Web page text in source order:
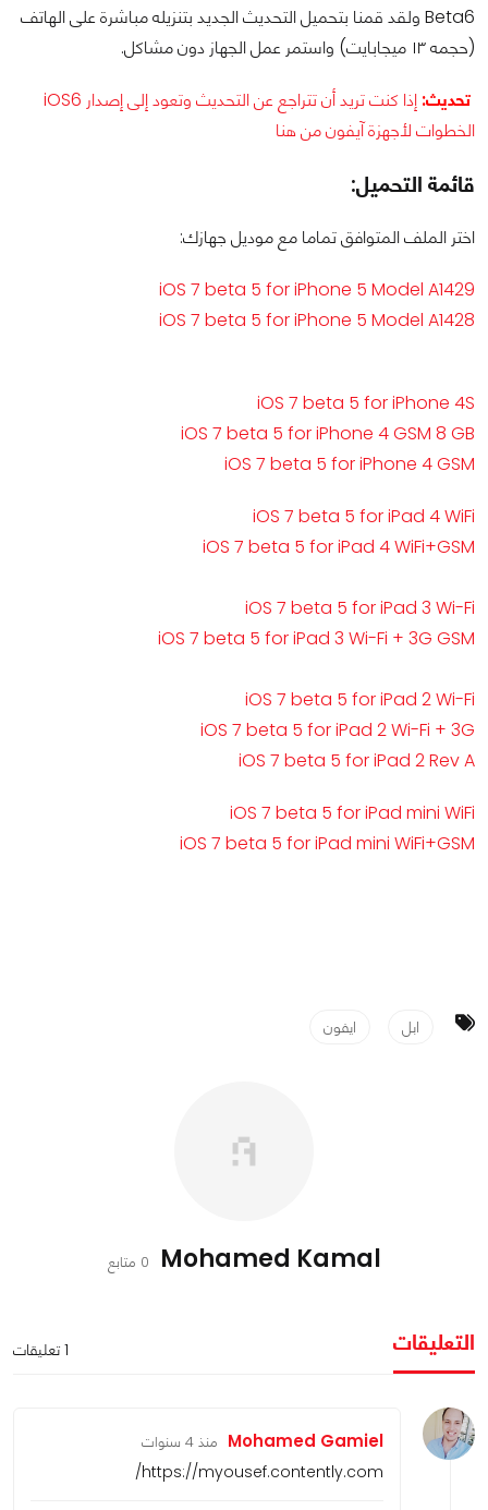
Beta6 ولقد قمنا بتحميل التحديث الجديد بتنزيله مباشرة على الهاتف
(حجمه ١٣ ميجابايت) واستمر عمل الجهاز دون مشاكل.
تحديث:
إذا كنت تريد أن تتراجع عن التحديث وتعود إلى إصدار iOS6
الخطوات لأجهزة آيفون من هنا
قائمة التحميل:
اختر الملف المتوافق تماما مع موديل جهازك:
iOS 7 beta 5 for iPhone 5 Model A1429
iOS 7 beta 5 for iPhone 5 Model A1428
iOS 7 beta 5 for iPhone 4S
iOS 7 beta 5 for iPhone 4 GSM 8 GB
iOS 7 beta 5 for iPhone 4 GSM
iOS 7 beta 5 for iPad 4 WiFi
iOS 7 beta 5 for iPad 4 WiFi+GSM
iOS 7 beta 5 for iPad 3 Wi-Fi
iOS 7 beta 5 for iPad 3 Wi-Fi + 3G GSM
iOS 7 beta 5 for iPad 2 Wi-Fi
iOS 7 beta 5 for iPad 2 Wi-Fi + 3G
iOS 7 beta 5 for iPad 2 Rev A
iOS 7 beta 5 for iPad mini WiFi
iOS 7 beta 5 for iPad mini WiFi+GSM
ابل ايفون
Mohamed Kamal 0 متابع
التعليقات 1 تعليقات
Mohamed Gamiel منذ 4 سنوات
https://myousef.contently.com/